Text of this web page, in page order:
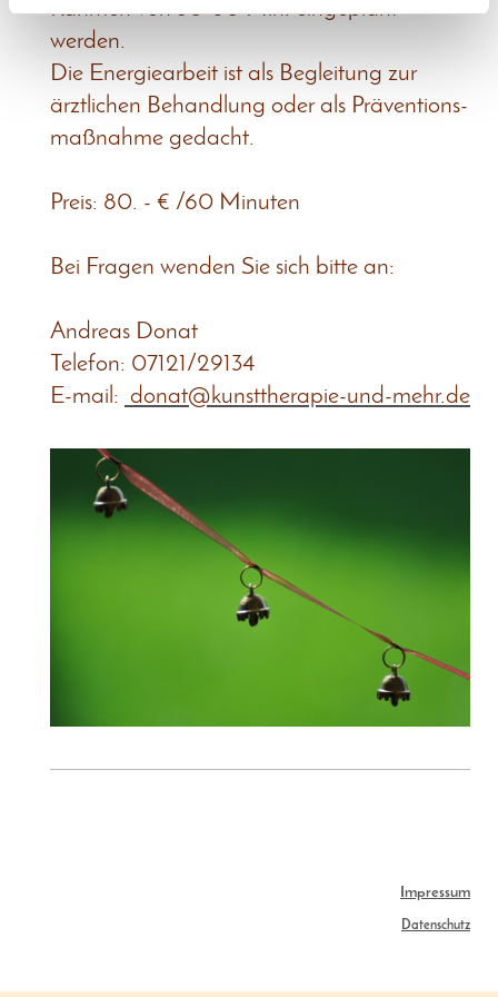
Rahmen von 30-60 Min. eingeplant
werden.
Die Energiearbeit ist als Begleitung zur
ärztlichen Behandlung oder als Präventions-
maßnahme gedacht.
Preis: 80. - € /60 Minuten
Bei Fragen wenden Sie sich bitte an:
Andreas Donat
Telefon: 07121/29134
E-mail: donat@kunsttherapie-und-mehr.de
Impressum
Datenschutz